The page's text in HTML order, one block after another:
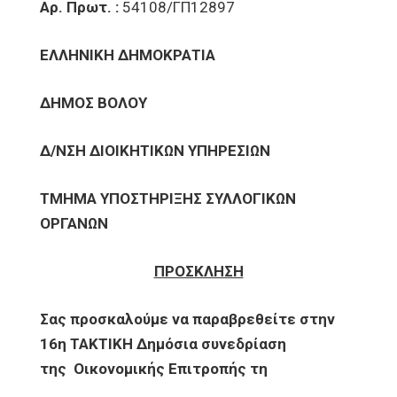
Αρ. Πρωτ. : 54108/ΓΠ12897
ΕΛΛΗΝΙΚΗ ΔΗΜΟΚΡΑΤΙΑ
ΔΗΜΟΣ ΒΟΛΟΥ
Δ/ΝΣΗ ΔΙΟΙΚΗΤΙΚΩΝ ΥΠΗΡΕΣΙΩΝ
ΤΜΗΜΑ ΥΠΟΣΤΗΡΙΞΗΣ ΣΥΛΛΟΓΙΚΩΝ
ΟΡΓΑΝΩΝ
ΠΡΟΣΚΛΗΣΗ
Σας προσκαλούμε να παραβρεθείτε στην
16η ΤΑΚΤΙΚΗ Δημόσια συνεδρίαση
της Οικονομικής Επιτροπής τη